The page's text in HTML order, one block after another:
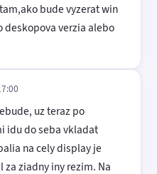
bude vyzerat win
deskopova verzia alebo
uz teraz po
idu do seba vkladat
na cely display je
ziadny iny rezim. Na